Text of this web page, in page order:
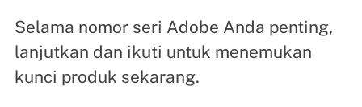
Selama nomor seri Adobe Anda penting,
lanjutkan dan ikuti untuk menemukan
kunci produk sekarang.